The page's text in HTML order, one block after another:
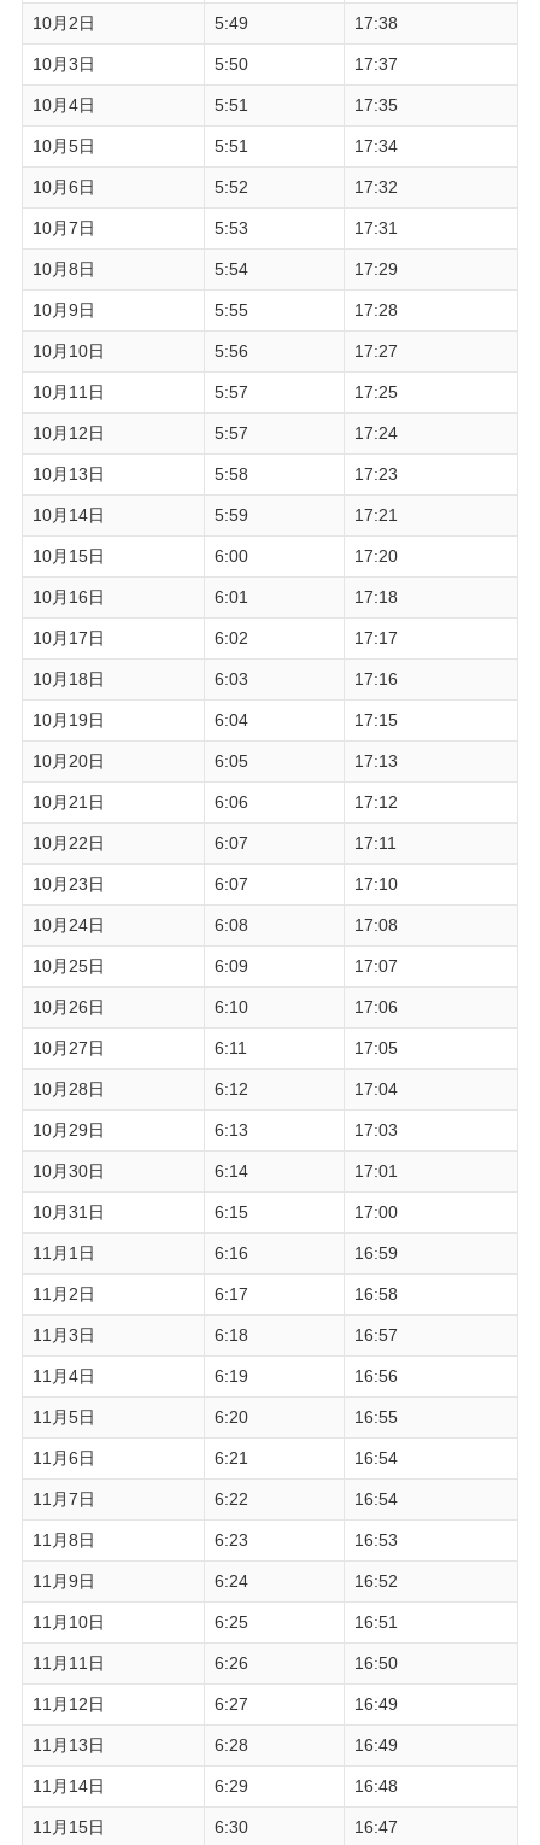
10月2日 5:49 17:38
10月3日 5:50 17:37
10月4日 5:51 17:35
10月5日 5:51 17:34
10月6日 5:52 17:32
10月7日 5:53 17:31
10月8日 5:54 17:29
10月9日 5:55 17:28
10月10日 5:56 17:27
10月11日 5:57 17:25
10月12日 5:57 17:24
10月13日 5:58 17:23
10月14日 5:59 17:21
10月15日 6:00 17:20
10月16日 6:01 17:18
10月17日 6:02 17:17
10月18日 6:03 17:16
10月19日 6:04 17:15
10月20日 6:05 17:13
10月21日 6:06 17:12
10月22日 6:07 17:11
10月23日 6:07 17:10
10月24日 6:08 17:08
10月25日 6:09 17:07
10月26日 6:10 17:06
10月27日 6:11 17:05
10月28日 6:12 17:04
10月29日 6:13 17:03
10月30日 6:14 17:01
10月31日 6:15 17:00
11月1日 6:16 16:59
11月2日 6:17 16:58
11月3日 6:18 16:57
11月4日 6:19 16:56
11月5日 6:20 16:55
11月6日 6:21 16:54
11月7日 6:22 16:54
11月8日 6:23 16:53
11月9日 6:24 16:52
11月10日 6:25 16:51
11月11日 6:26 16:50
11月12日 6:27 16:49
11月13日 6:28 16:49
11月14日 6:29 16:48
11月15日 6:30 16:47